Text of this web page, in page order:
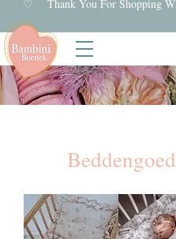
♡ Thank You For
Beddengoed